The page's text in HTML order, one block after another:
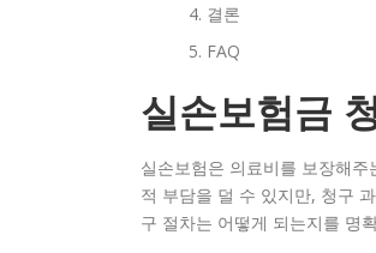
결론
FAQ
실손보험금
실손보험은 의료비를 보장해
적 부담을 덜 수 있지만, 청구
구 절차는 어떻게 되는지를 명